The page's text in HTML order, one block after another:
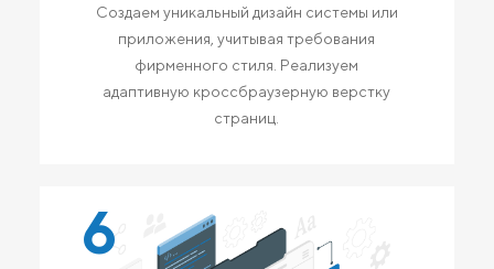
Создаем уникальный дизайн системы или
приложения, учитывая требования
фирменного стиля. Реализуем
адаптивную кроссбраузерную верстку
страниц.
6